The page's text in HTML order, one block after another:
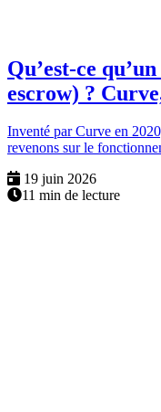
Qu’est-ce
escrow) ?
Inventé par Curve en
revenons sur le
19 juin 2026
11 min de lecture